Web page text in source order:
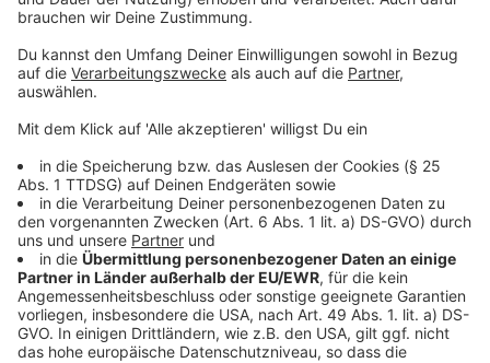
Osterrath bei Meerbusch.
Anzeige
Informationen für Anwohner
Anzeige
Wo es zu Straßensperrungen kommt, kündigt Amprion
das rechtzeitig an. Dafür gibt es einen eigenen Bau-
Newsletter – den „Bau-Newsletter Rheinquerung".
Wer sich einträgt, bekommt aktuelle Infos direkt per
E-Mail. Alle Arbeiten laufen in Abstimmung mit den